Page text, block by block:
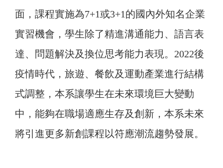
面，課程實施為7+1或3+1的國內外知名企業
實習機會，學生除了精進溝通能力、語言表
達、問題解決及換位思考能力表現。2022後
疫情時代，旅遊、餐飲及運動產業進行結構
式調整，本系讓學生在未來環境巨大變動
中，能夠在職場適應生存及創新，本系未來
將引進更多新創課程以符應潮流趨勢發展。